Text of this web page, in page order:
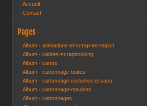
Accueil
Contact
Pages
Album - animations-et-scrap-en-region
Album - cadres-scrapbooking
Album - cartes
Album - cartonnage-boites
Album - cartonnage corbeilles et sacs
Album - cartonnage-meubles
Album - cartonnages